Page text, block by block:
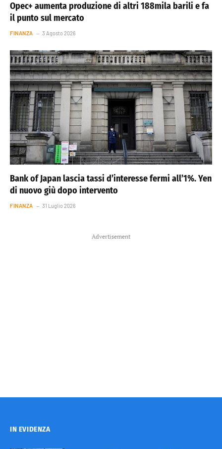
Opec+ aumenta produzione di altri 188mila barili e fa
il punto sul mercato
FINANZA 3 Agosto 2026
Bank of Japan lascia tassi d’interesse fermi all’1%. Yen
di nuovo giù dopo intervento
FINANZA 31 Luglio 2026
Advertisement
IN EVIDENZA